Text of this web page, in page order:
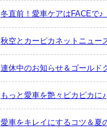
冬直前！愛車ケアはFACEで♪
秋空とカーピカネットニュー
連休中のお知らせ＆ゴールド
もっと愛車を艶々ピカピカに♪
愛車をキレイにするコツ＆夏